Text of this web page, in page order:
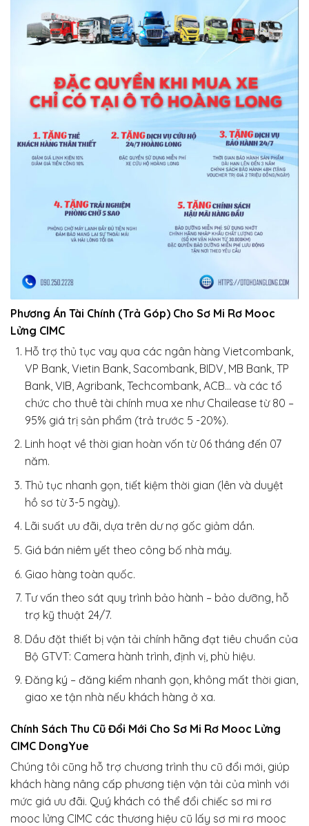
Phương Án Tài Chính (Trả Góp) Cho Sơ Mi Rơ Mooc
Lửng CIMC
Hỗ trợ thủ tục vay qua các ngân hàng Vietcombank,
VP Bank, Vietin Bank, Sacombank, BIDV, MB Bank, TP
Bank, VIB, Agribank, Techcombank, ACB… và các tổ
chức cho thuê tài chính mua xe như Chailease từ 80 –
95% giá trị sản phẩm (trả trước 5 -20%).
Linh hoạt về thời gian hoàn vốn từ 06 tháng đến 07
năm.
Thủ tục nhanh gọn, tiết kiệm thời gian (lên và duyệt
hồ sơ từ 3-5 ngày).
Lãi suất ưu đãi, dựa trên dư nợ gốc giảm dần.
Giá bán niêm yết theo công bố nhà máy.
Giao hàng toàn quốc.
Tư vấn theo sát quy trình bảo hành – bảo dưỡng, hỗ
trợ kỹ thuật 24/7.
Dầu đặt thiết bị vận tải chính hãng đạt tiêu chuẩn của
Bộ GTVT: Camera hành trình, định vị, phù hiệu.
Đăng ký – đăng kiểm nhanh gọn, không mất thời gian,
giao xe tận nhà nếu khách hàng ở xa.
Chính Sách Thu Cũ Đổi Mới Cho Sơ Mi Rơ Mooc Lửng
CIMC DongYue
Chúng tôi cũng hỗ trợ chương trình thu cũ đổi mới, giúp
khách hàng nâng cấp phương tiện vận tải của mình với
mức giá ưu đãi. Quý khách có thể đổi chiếc sơ mi rơ
mooc lửng CIMC các thương hiệu cũ lấy sơ mi rơ mooc